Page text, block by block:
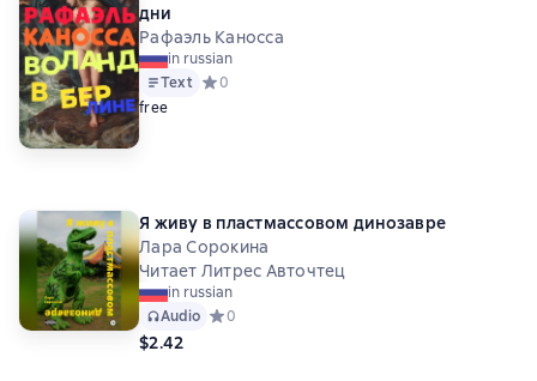
дни
Рафаэль Каносса
in russian
Text Средний рейтинг 0 на основе 0 оценок
0
free
Я живу в пластмассовом динозавре
Лара Сорокина
Читает Литрес Авточтец
in russian
Audio Средний рейтинг 0 на основе 0 оценок
0
$2.42